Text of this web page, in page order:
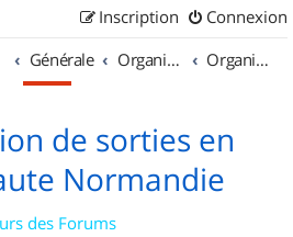
Connexion
Inscription
Générale Organisation de sorties & Recherche de partenaires Organisation de sorties en région Haute Normandie
de sorties en
Normandie
des Forums